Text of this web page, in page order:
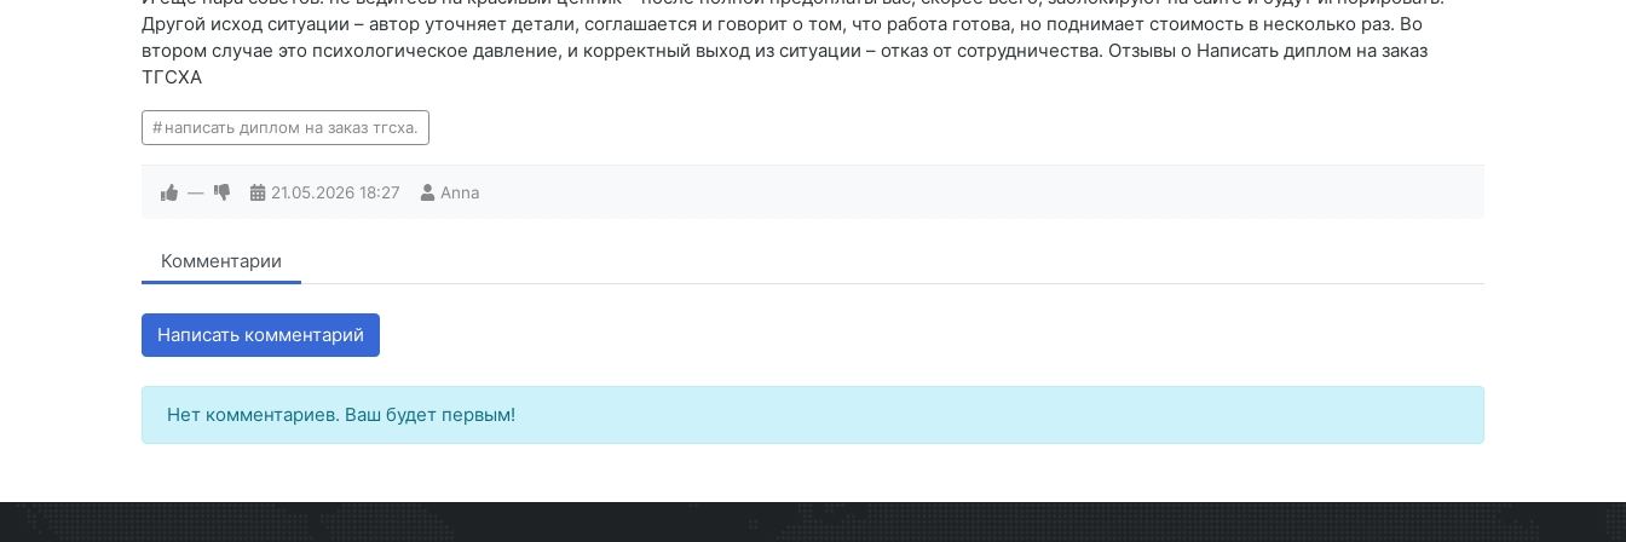
Другой исход ситуации – автор уточняет детали, соглашается и говорит о том, что работа готова, но поднимает стоимость в несколько раз. Во
втором случае это психологическое давление, и корректный выход из ситуации – отказ от сотрудничества. Отзывы о Написать диплом на заказ
ТГСХА
написать диплом на заказ тгсха.
— 21.05.2026 18:27 Anna
Комментарии
Написать комментарий
Нет комментариев. Ваш будет первым!